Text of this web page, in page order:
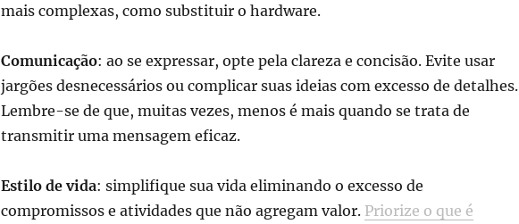
mais complexas, como substituir o hardware.
Comunicação: ao se expressar, opte pela clareza e concisão. Evite usar
jargões desnecessários ou complicar suas ideias com excesso de detalhes.
Lembre-se de que, muitas vezes, menos é mais quando se trata de
transmitir uma mensagem eficaz.
Estilo de vida: simplifique sua vida eliminando o excesso de
compromissos e atividades que não agregam valor. Priorize o que é